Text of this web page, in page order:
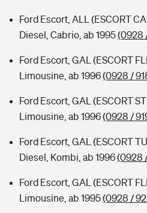
Ford Escort, ALL (ESCORT
Diesel, Cabrio, ab 1995(0928
Ford Escort, GAL (ESCORT
Limousine, ab 1996(0928 /
Ford Escort, GAL (ESCORT
Limousine, ab 1996(0928 /
Ford Escort, GAL (ESCORT
Diesel, Kombi, ab 1996(0928
Ford Escort, GAL (ESCORT
Limousine, ab 1995(0928 /